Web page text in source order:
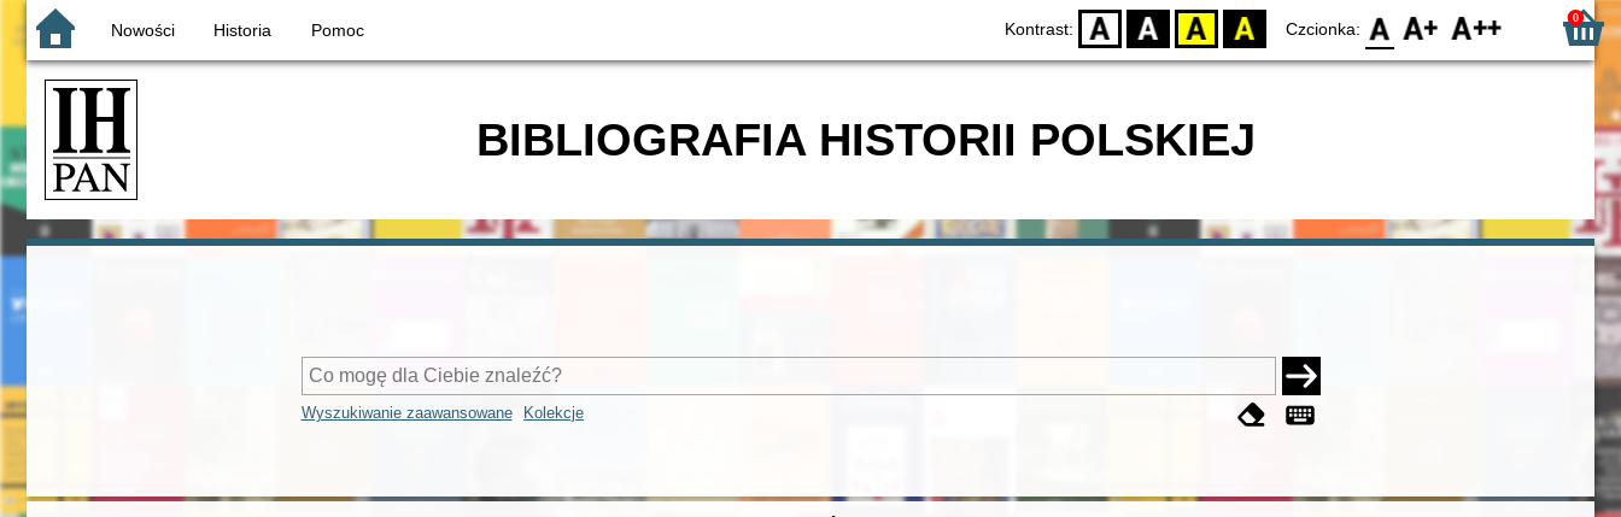
Nowości Historia Pomoc Kontrast: D BW YB BY Czcionka: F0 F1 F2 0
BIBLIOGRAFIA HISTORII POLSKIEJ
Wyszukiwanie zaawansowane Kolekcje